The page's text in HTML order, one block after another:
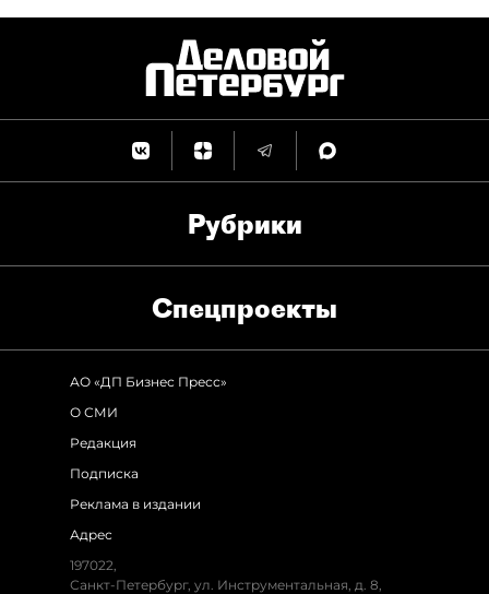
Рубрики
Спец­проекты
АО «ДП Бизнес Пресс»
О СМИ
Редакция
Подписка
Реклама в издании
Адрес
197022,
Санкт-Петербург, ул. Инструментальная, д. 8,